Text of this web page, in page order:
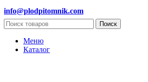
info@plodpitomnik.com
Поиск
Меню
Каталог